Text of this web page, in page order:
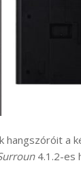
hangszóróit a
4.1.2-es